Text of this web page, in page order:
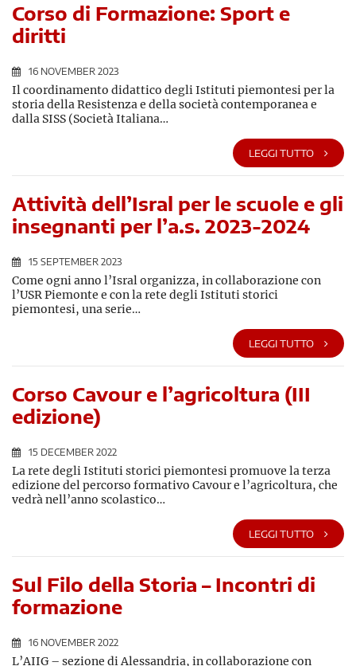
Corso di Formazione: Sport e
diritti
16 NOVEMBER 2023
Il coordinamento didattico degli Istituti piemontesi per la
storia della Resistenza e della società contemporanea e
dalla SISS (Società Italiana…
LEGGI TUTTO
Attività dell’Isral per le scuole e gli
insegnanti per l’a.s. 2023-2024
15 SEPTEMBER 2023
Come ogni anno l’Isral organizza, in collaborazione con
l’USR Piemonte e con la rete degli Istituti storici
piemontesi, una serie…
LEGGI TUTTO
Corso Cavour e l’agricoltura (III
edizione)
15 DECEMBER 2022
La rete degli Istituti storici piemontesi promuove la terza
edizione del percorso formativo Cavour e l’agricoltura, che
vedrà nell’anno scolastico…
LEGGI TUTTO
Sul Filo della Storia – Incontri di
formazione
16 NOVEMBER 2022
L’AIIG – sezione di Alessandria, in collaborazione con